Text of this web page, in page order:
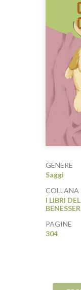
GENERE
Saggi
COLLANA
I LIBRI DEL
PAGINE
304